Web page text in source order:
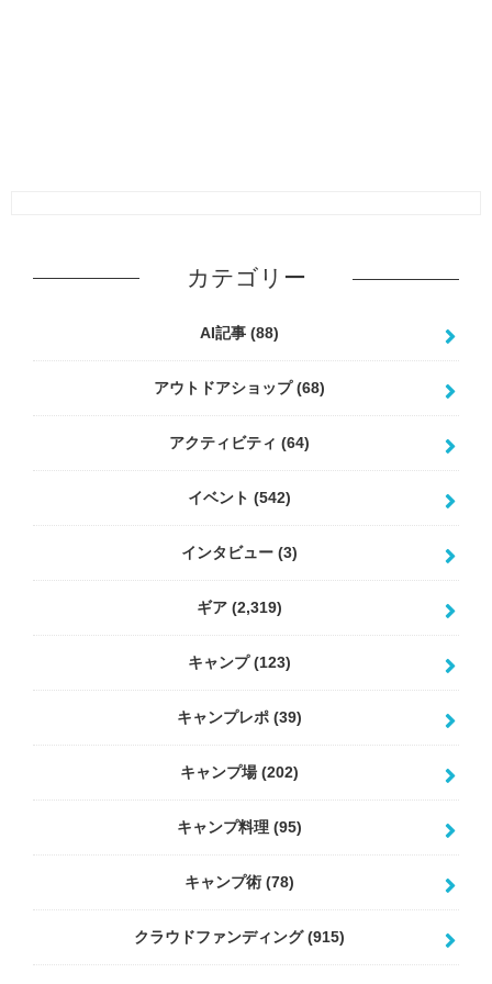
カテゴリー
AI記事 (88)
アウトドアショップ(68)
アクティビティ (64)
イベント (542)
インタビュー (3)
ギア (2,319)
キャンプ(123)
キャンプレポ (39)
キャンプ場(202)
キャンプ料理 (95)
キャンプ術 (78)
クラウドファンディング(915)